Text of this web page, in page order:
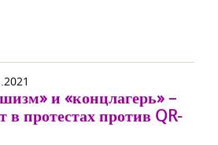
и «концлагерь» –
в протестах против QR-